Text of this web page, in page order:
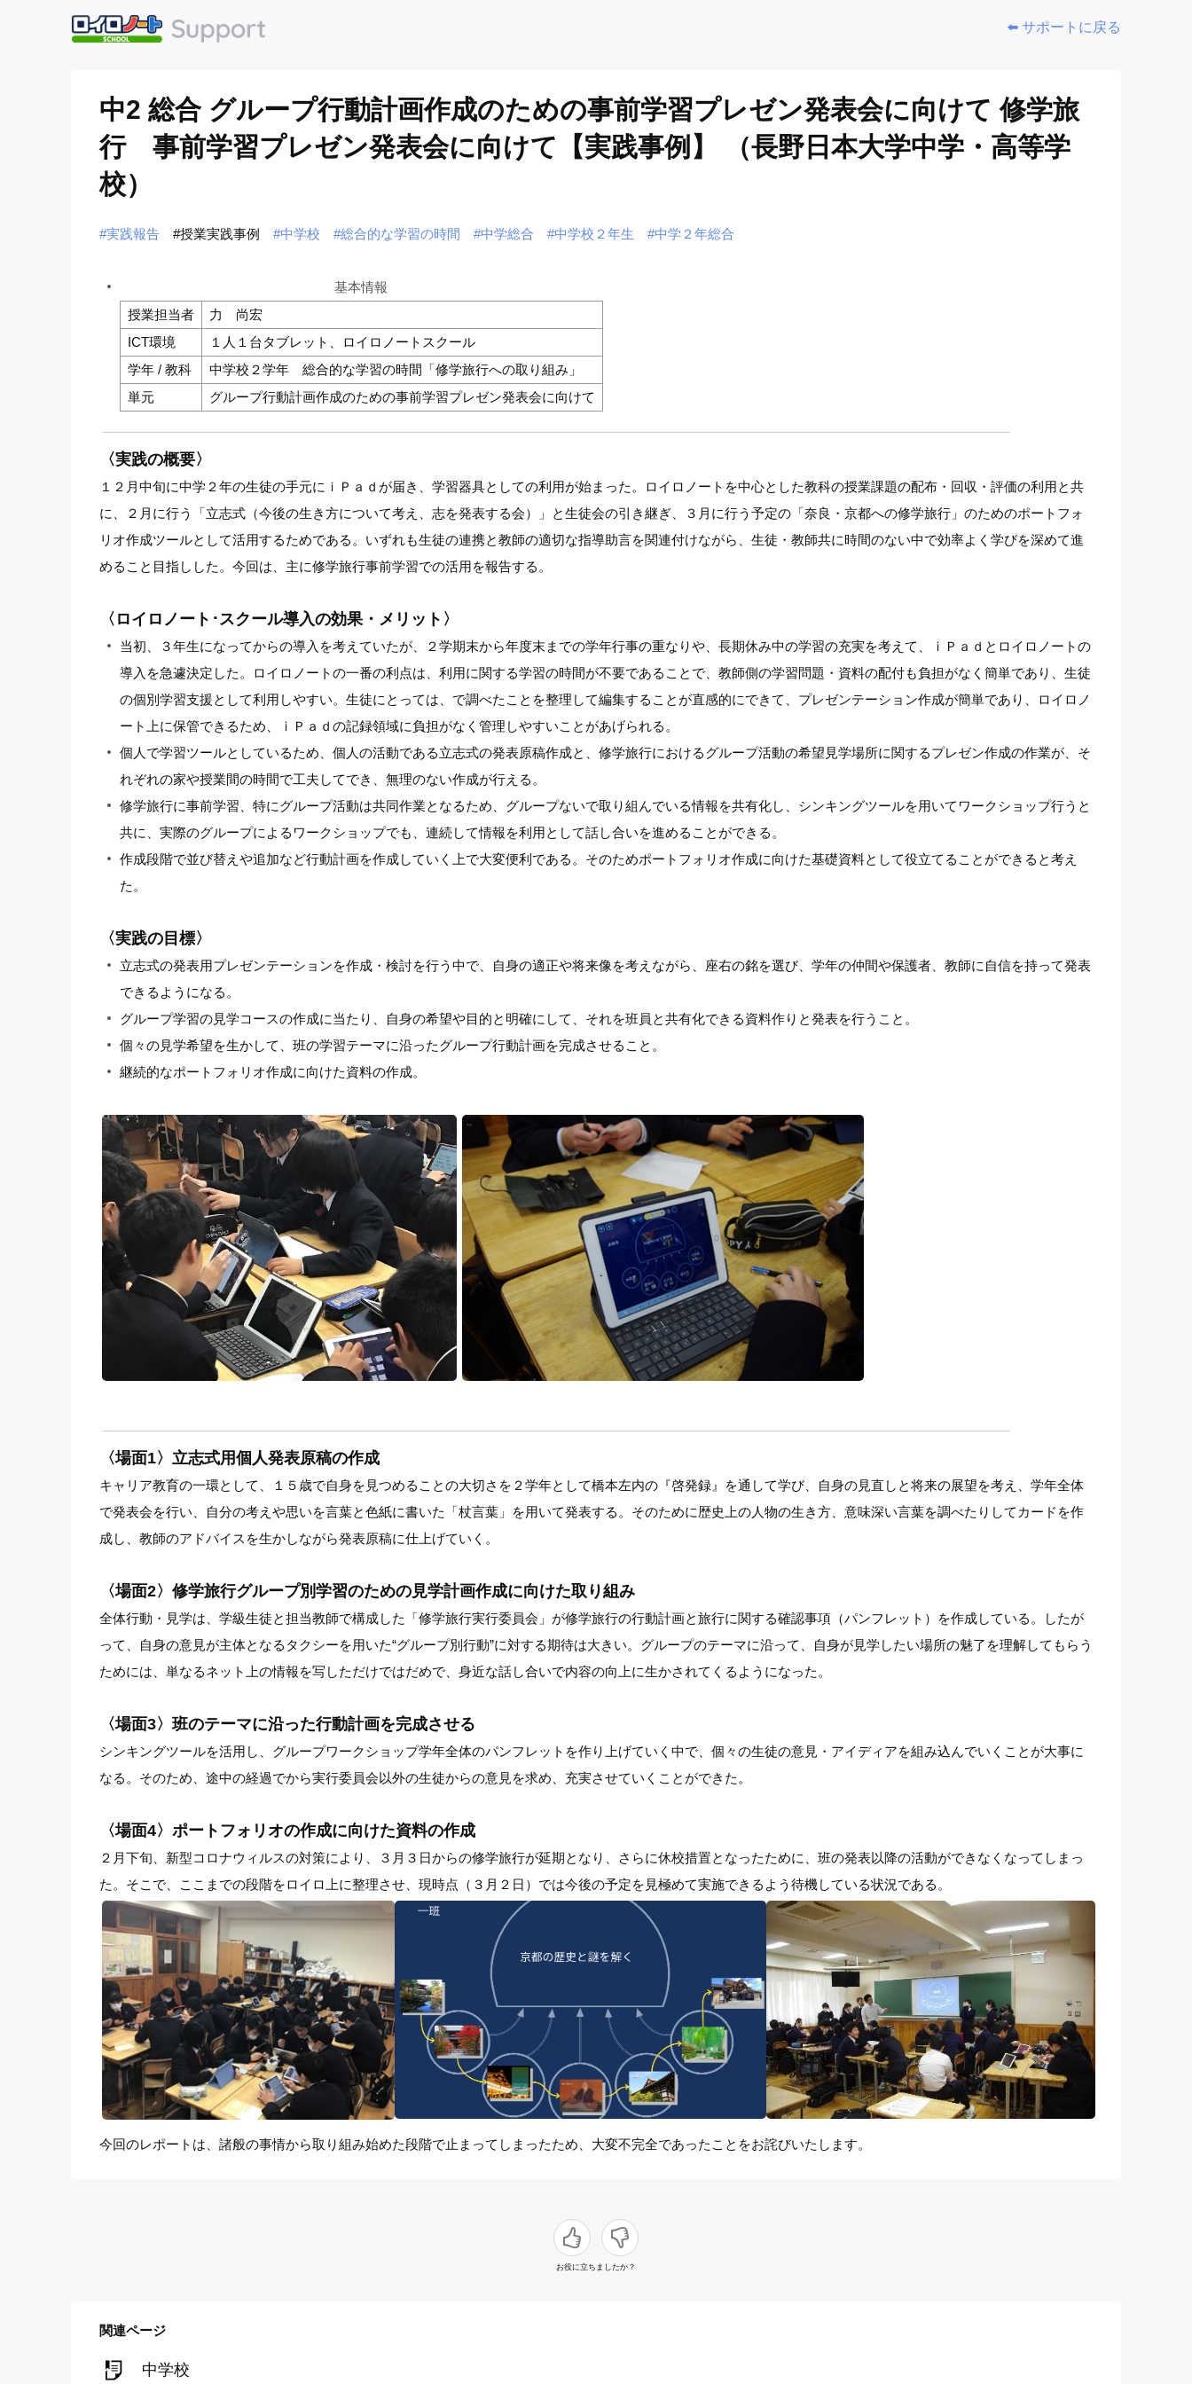
⬅️ サポートに戻る
中2 総合 グループ行動計画作成のための事前学習プレゼン発表会に向けて 修学旅
行 事前学習プレゼン発表会に向けて【実践事例】 （長野日本大学中学・高等学
校）
#実践報告 #授業実践事例 #中学校 #総合的な学習の時間 #中学総合 #中学校２年生 #中学２年総合
基本情報
授業担当者
力 尚宏
ICT環境
１人１台タブレット、ロイロノートスクール
学年 / 教科
中学校２学年 総合的な学習の時間「修学旅行への取り組み」
単元
グループ行動計画作成のための事前学習プレゼン発表会に向けて
〈実践の概要〉
１２月中旬に中学２年の生徒の手元にｉＰａｄが届き、学習器具としての利用が始まった。ロイロノートを中心とした教科の授業課題の配布・回収・評価の利用と共
に、２月に行う「立志式（今後の生き方について考え、志を発表する会）」と生徒会の引き継ぎ、３月に行う予定の「奈良・京都への修学旅行」のためのポートフォ
リオ作成ツールとして活用するためである。いずれも生徒の連携と教師の適切な指導助言を関連付けながら、生徒・教師共に時間のない中で効率よく学びを深めて進
めること目指しした。今回は、主に修学旅行事前学習での活用を報告する。
〈ロイロノート･スクール導入の効果・メリット〉
当初、３年生になってからの導入を考えていたが、２学期末から年度末までの学年行事の重なりや、長期休み中の学習の充実を考えて、ｉＰａｄとロイロノートの
導入を急遽決定した。ロイロノートの一番の利点は、利用に関する学習の時間が不要であることで、教師側の学習問題・資料の配付も負担がなく簡単であり、生徒
の個別学習支援として利用しやすい。生徒にとっては、で調べたことを整理して編集することが直感的にできて、プレゼンテーション作成が簡単であり、ロイロノ
ート上に保管できるため、ｉＰａｄの記録領域に負担がなく管理しやすいことがあげられる。
個人で学習ツールとしているため、個人の活動である立志式の発表原稿作成と、修学旅行におけるグループ活動の希望見学場所に関するプレゼン作成の作業が、そ
れぞれの家や授業間の時間で工夫してでき、無理のない作成が行える。
修学旅行に事前学習、特にグループ活動は共同作業となるため、グループないで取り組んでいる情報を共有化し、シンキングツールを用いてワークショップ行うと
共に、実際のグループによるワークショップでも、連続して情報を利用として話し合いを進めることができる。
作成段階で並び替えや追加など行動計画を作成していく上で大変便利である。そのためポートフォリオ作成に向けた基礎資料として役立てることができると考え
た。
〈実践の目標〉
立志式の発表用プレゼンテーションを作成・検討を行う中で、自身の適正や将来像を考えながら、座右の銘を選び、学年の仲間や保護者、教師に自信を持って発表
できるようになる。
グループ学習の見学コースの作成に当たり、自身の希望や目的と明確にして、それを班員と共有化できる資料作りと発表を行うこと。
個々の見学希望を生かして、班の学習テーマに沿ったグループ行動計画を完成させること。
継続的なポートフォリオ作成に向けた資料の作成。
〈場面1〉立志式用個人発表原稿の作成
キャリア教育の一環として、１５歳で自身を見つめることの大切さを２学年として橋本左内の『啓発録』を通して学び、自身の見直しと将来の展望を考え、学年全体
で発表会を行い、自分の考えや思いを言葉と色紙に書いた「杖言葉」を用いて発表する。そのために歴史上の人物の生き方、意味深い言葉を調べたりしてカードを作
成し、教師のアドバイスを生かしながら発表原稿に仕上げていく。
〈場面2〉修学旅行グループ別学習のための見学計画作成に向けた取り組み
全体行動・見学は、学級生徒と担当教師で構成した「修学旅行実行委員会」が修学旅行の行動計画と旅行に関する確認事項（パンフレット）を作成している。したが
って、自身の意見が主体となるタクシーを用いた“グループ別行動”に対する期待は大きい。グループのテーマに沿って、自身が見学したい場所の魅了を理解してもらう
ためには、単なるネット上の情報を写しただけではだめで、身近な話し合いで内容の向上に生かされてくるようになった。
〈場面3〉班のテーマに沿った行動計画を完成させる
シンキングツールを活用し、グループワークショップ学年全体のパンフレットを作り上げていく中で、個々の生徒の意見・アイディアを組み込んでいくことが大事に
なる。そのため、途中の経過でから実行委員会以外の生徒からの意見を求め、充実させていくことができた。
〈場面4〉ポートフォリオの作成に向けた資料の作成
２月下旬、新型コロナウィルスの対策により、３月３日からの修学旅行が延期となり、さらに休校措置となったために、班の発表以降の活動ができなくなってしまっ
た。そこで、ここまでの段階をロイロ上に整理させ、現時点（３月２日）では今後の予定を見極めて実施できるよう待機している状況である。
今回のレポートは、諸般の事情から取り組み始めた段階で止まってしまったため、大変不完全であったことをお詫びいたします。
お役に立ちましたか？
関連ページ
中学校